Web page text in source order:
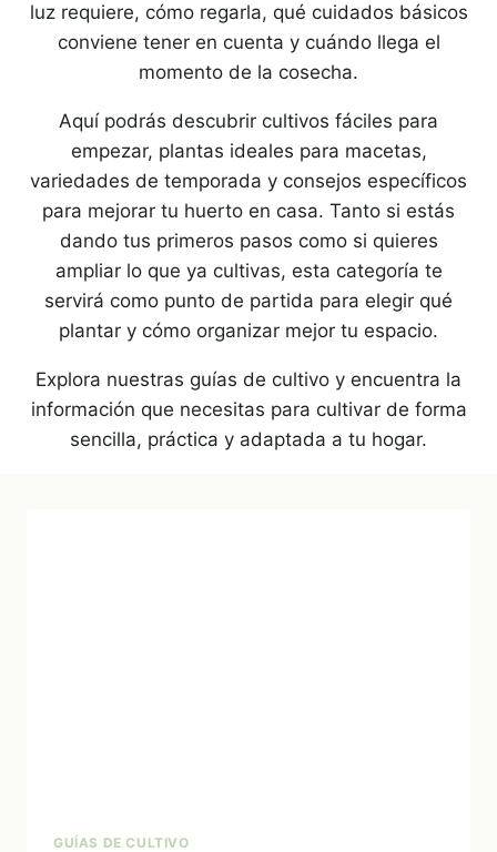
luz requiere, cómo regarla, qué cuidados básicos
conviene tener en cuenta y cuándo llega el
momento de la cosecha.
Aquí podrás descubrir cultivos fáciles para
empezar, plantas ideales para macetas,
variedades de temporada y consejos específicos
para mejorar tu huerto en casa. Tanto si estás
dando tus primeros pasos como si quieres
ampliar lo que ya cultivas, esta categoría te
servirá como punto de partida para elegir qué
plantar y cómo organizar mejor tu espacio.
Explora nuestras guías de cultivo y encuentra la
información que necesitas para cultivar de forma
sencilla, práctica y adaptada a tu hogar.
GUÍAS DE CULTIVO